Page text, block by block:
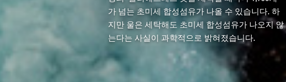
가 넘는 초미세 합성섬유가 나올 수 있습니다. 하
지만 울은 세탁해도 초미세 합성섬유가 나오지 않
는다는 사실이 과학적으로 밝혀졌습니다.